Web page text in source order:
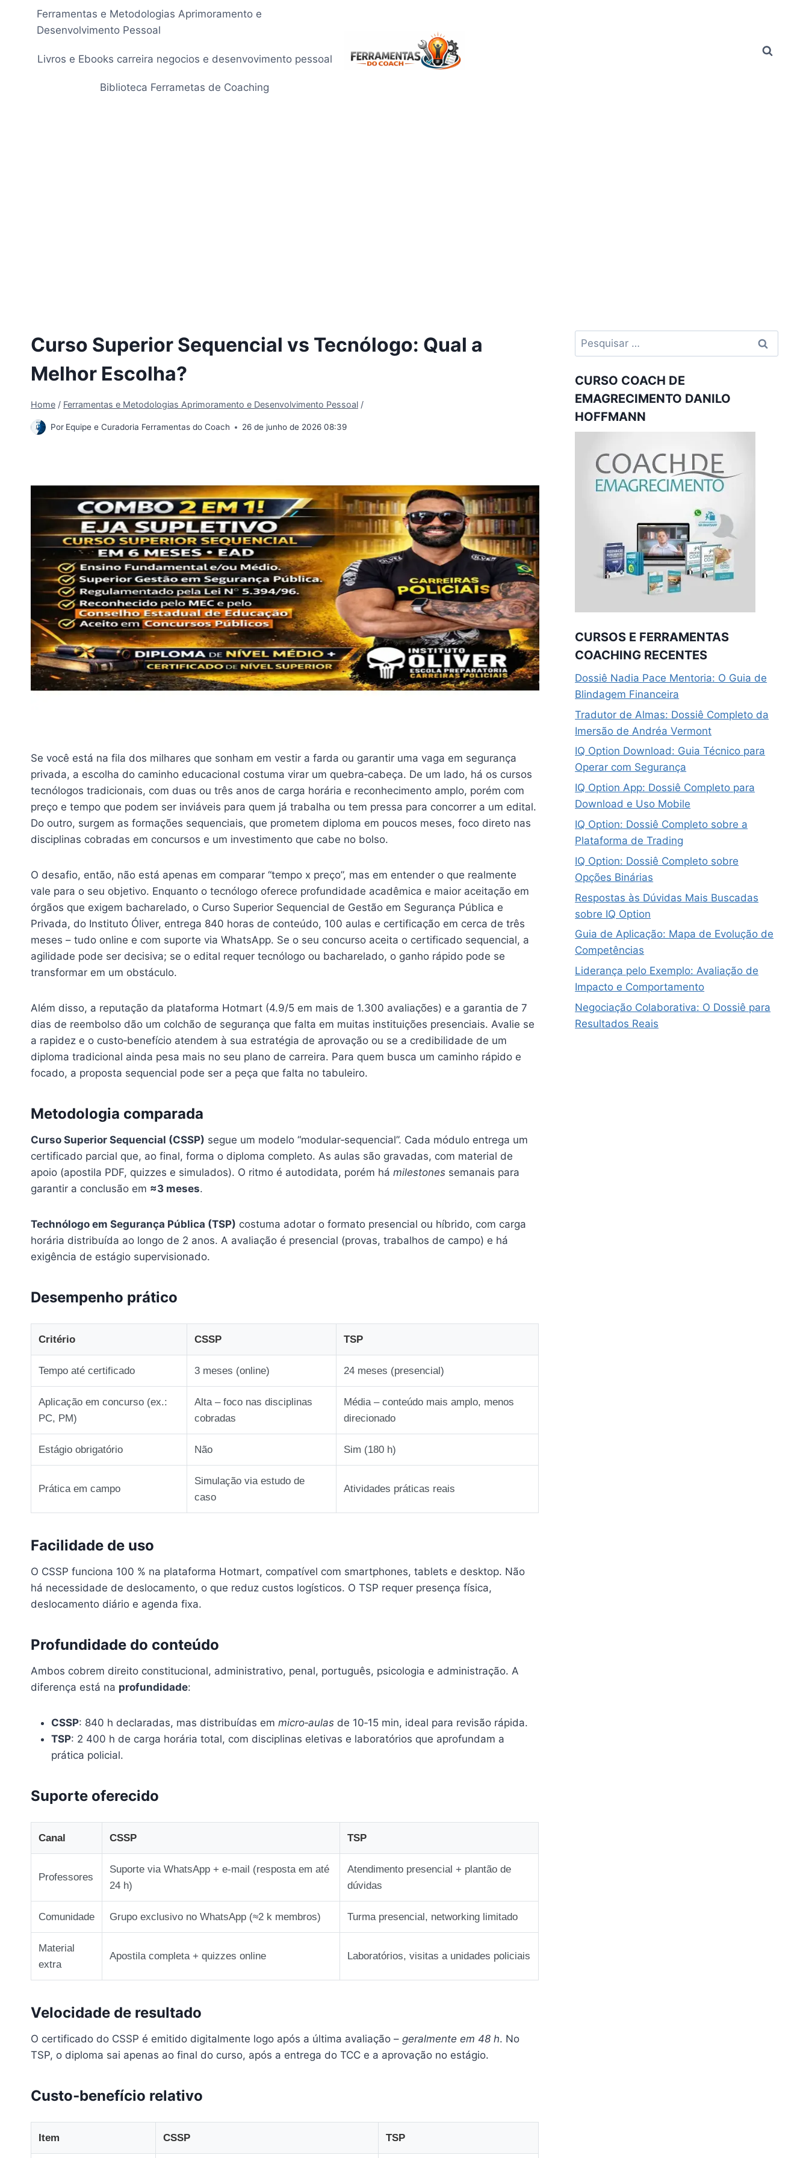
Conteúdo
Ferramentas e Metodologias Aprimoramento e
Desenvolvimento Pessoal
Livros e Ebooks carreira negocios e desenvovimento pessoal
Biblioteca Ferrametas de Coaching
Curso Superior Sequencial vs Tecnólogo: Qual a
Melhor Escolha?
Home / Ferramentas e Metodologias Aprimoramento e Desenvolvimento Pessoal /
Por Equipe e Curadoria Ferramentas do Coach 26 de junho de 2026 08:39
Se você está na fila dos milhares que sonham em vestir a farda ou garantir uma vaga em segurança
privada, a escolha do caminho educacional costuma virar um quebra‑cabeça. De um lado, há os cursos
tecnólogos tradicionais, com duas ou três anos de carga horária e reconhecimento amplo, porém com
preço e tempo que podem ser inviáveis para quem já trabalha ou tem pressa para concorrer a um edital.
Do outro, surgem as formações sequenciais, que prometem diploma em poucos meses, foco direto nas
disciplinas cobradas em concursos e um investimento que cabe no bolso.
O desafio, então, não está apenas em comparar “tempo x preço”, mas em entender o que realmente
vale para o seu objetivo. Enquanto o tecnólogo oferece profundidade acadêmica e maior aceitação em
órgãos que exigem bacharelado, o Curso Superior Sequencial de Gestão em Segurança Pública e
Privada, do Instituto Óliver, entrega 840 horas de conteúdo, 100 aulas e certificação em cerca de três
meses – tudo online e com suporte via WhatsApp. Se o seu concurso aceita o certificado sequencial, a
agilidade pode ser decisiva; se o edital requer tecnólogo ou bacharelado, o ganho rápido pode se
transformar em um obstáculo.
Além disso, a reputação da plataforma Hotmart (4.9/5 em mais de 1.300 avaliações) e a garantia de 7
dias de reembolso dão um colchão de segurança que falta em muitas instituições presenciais. Avalie se
a rapidez e o custo‑benefício atendem à sua estratégia de aprovação ou se a credibilidade de um
diploma tradicional ainda pesa mais no seu plano de carreira. Para quem busca um caminho rápido e
focado, a proposta sequencial pode ser a peça que falta no tabuleiro.
Metodologia comparada
Curso Superior Sequencial (CSSP) segue um modelo “modular‑sequencial”. Cada módulo entrega um
certificado parcial que, ao final, forma o diploma completo. As aulas são gravadas, com material de
apoio (apostila PDF, quizzes e simulados). O ritmo é autodidata, porém há milestones semanais para
garantir a conclusão em ≈3 meses.
Technólogo em Segurança Pública (TSP) costuma adotar o formato presencial ou híbrido, com carga
horária distribuída ao longo de 2 anos. A avaliação é presencial (provas, trabalhos de campo) e há
exigência de estágio supervisionado.
Desempenho prático
Critério CSSP TSP
Tempo até certificado 3 meses (online) 24 meses (presencial)
Aplicação em concurso (ex.:
PC, PM)
Alta – foco nas disciplinas
cobradas
Média – conteúdo mais amplo, menos
direcionado
Estágio obrigatório Não Sim (180 h)
Prática em campo
Simulação via estudo de
caso
Atividades práticas reais
Facilidade de uso
O CSSP funciona 100 % na plataforma Hotmart, compatível com smartphones, tablets e desktop. Não
há necessidade de deslocamento, o que reduz custos logísticos. O TSP requer presença física,
deslocamento diário e agenda fixa.
Profundidade do conteúdo
Ambos cobrem direito constitucional, administrativo, penal, português, psicologia e administração. A
diferença está na profundidade:
CSSP: 840 h declaradas, mas distribuídas em micro‑aulas de 10‑15 min, ideal para revisão rápida.
TSP: 2 400 h de carga horária total, com disciplinas eletivas e laboratórios que aprofundam a
prática policial.
Suporte oferecido
Canal CSSP TSP
Professores
Suporte via WhatsApp + e‑mail (resposta em até
24 h)
Atendimento presencial + plantão de
dúvidas
Comunidade Grupo exclusivo no WhatsApp (≈2 k membros) Turma presencial, networking limitado
Material
extra
Apostila completa + quizzes online Laboratórios, visitas a unidades policiais
Velocidade de resultado
O certificado do CSSP é emitido digitalmente logo após a última avaliação – geralmente em 48 h. No
TSP, o diploma sai apenas ao final do curso, após a entrega do TCC e a aprovação no estágio.
Custo‑benefício relativo
Item CSSP TSP
Pesquisar
por:
CURSO COACH DE
EMAGRECIMENTO DANILO
HOFFMANN
CURSOS E FERRAMENTAS
COACHING RECENTES
Dossiê Nadia Pace Mentoria: O Guia de
Blindagem Financeira
Tradutor de Almas: Dossiê Completo da
Imersão de Andréa Vermont
IQ Option Download: Guia Técnico para
Operar com Segurança
IQ Option App: Dossiê Completo para
Download e Uso Mobile
IQ Option: Dossiê Completo sobre a
Plataforma de Trading
IQ Option: Dossiê Completo sobre
Opções Binárias
Respostas às Dúvidas Mais Buscadas
sobre IQ Option
Guia de Aplicação: Mapa de Evolução de
Competências
Liderança pelo Exemplo: Avaliação de
Impacto e Comportamento
Negociação Colaborativa: O Dossiê para
Resultados Reais